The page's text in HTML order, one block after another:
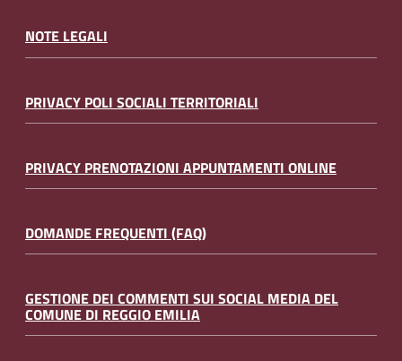
NOTE LEGALI
PRIVACY POLI SOCIALI TERRITORIALI
PRIVACY PRENOTAZIONI APPUNTAMENTI ONLINE
DOMANDE FREQUENTI (FAQ)
GESTIONE DEI COMMENTI SUI SOCIAL MEDIA DEL
COMUNE DI REGGIO EMILIA